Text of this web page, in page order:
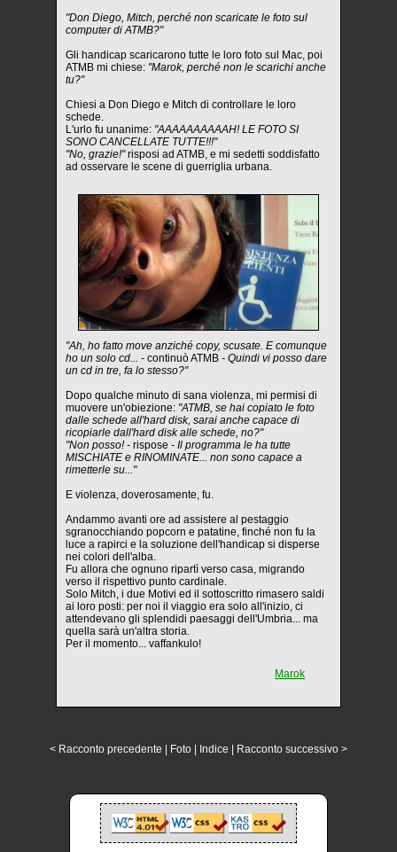
"Don Diego, Mitch, perché non scaricate le foto sul
computer di ATMB?"
Gli handicap scaricarono tutte le loro foto sul Mac, poi
ATMB mi chiese: "Marok, perché non le scarichi anche
tu?"
Chiesi a Don Diego e Mitch di controllare le loro
schede.
L'urlo fu unanime: "AAAAAAAAAAH! LE FOTO SI
SONO CANCELLATE TUTTE!!!"
"No, grazie!"risposi ad ATMB, e mi sedetti soddisfatto
ad osservare le scene di guerriglia urbana.
"Ah, ho fatto move anziché copy, scusate. E comunque
ho un solo cd... - continuò ATMB - Quindi vi posso dare
un cd in tre, fa lo stesso?"
Dopo qualche minuto di sana violenza, mi permisi di
muovere un'obiezione: "ATMB, se hai copiato le foto
dalle schede all'hard disk, sarai anche capace di
ricopiarle dall'hard disk alle schede, no?"
"Non posso! - rispose - Il programma le ha tutte
MISCHIATE e RINOMINATE... non sono capace a
rimetterle su..."
E violenza, doverosamente, fu.
Andammo avanti ore ad assistere al pestaggio
sgranocchiando popcorn e patatine, finché non fu la
luce a rapirci e la soluzione dell'handicap si disperse
nei colori dell'alba.
Fu allora che ognuno ripartì verso casa, migrando
verso il rispettivo punto cardinale.
Solo Mitch, i due Motivi ed il sottoscritto rimasero saldi
ai loro posti: per noi il viaggio era solo all'inizio, ci
attendevano gli splendidi paesaggi dell'Umbria... ma
quella sarà un'altra storia.
Per il momento... vaffankulo!
Marok
< Racconto precedente | Foto | Indice | Racconto successivo >